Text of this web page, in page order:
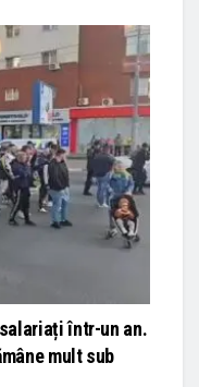
într-un an.
mult sub